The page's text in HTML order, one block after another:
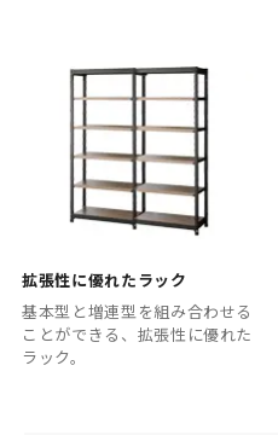
拡張性に優れたラック
基本型と増連型を組み合わせる
ことができる、拡張性に優れた
ラック。